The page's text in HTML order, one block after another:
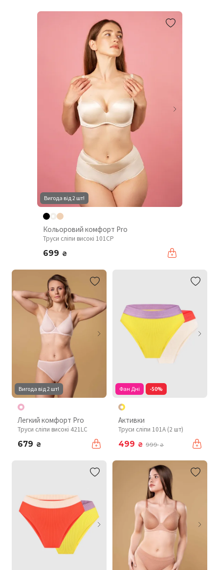
Вигода від 2 шт!
Кольоровий комфорт Pro
Труси сліпи високі 101CP
699 ₴
Вигода від 2 шт!
Легкий комфорт Pro
Труси сліпи високі 421LC
679 ₴
Фан Дні -50%
Активки
Труси сліпи 101A (2 шт)
499 ₴ 999₴